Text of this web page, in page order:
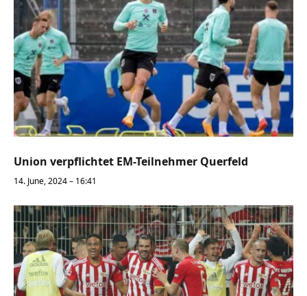
Union verpflichtet EM-Teilnehmer Querfeld
14. June, 2024 – 16:41